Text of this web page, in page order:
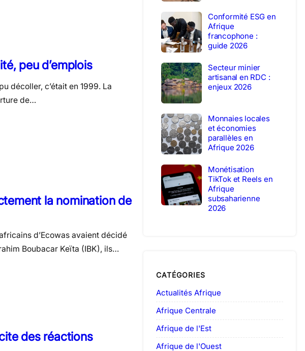
peu d’emplois
décoller, c’était en 1999. La
de…
la nomination de
d’Ecowas avaient décidé
Boubacar Keïta (IBK), ils…
des réactions
Conformité ESG en
Afrique
francophone :
guide 2026
Secteur minier
artisanal en RDC :
enjeux 2026
Monnaies locales
et économies
parallèles en
Afrique 2026
Monétisation
TikTok et Reels en
Afrique
subsaharienne
2026
CATÉGORIES
Actualités Afrique
Afrique Centrale
Afrique de l'Est
Afrique de l'Ouest